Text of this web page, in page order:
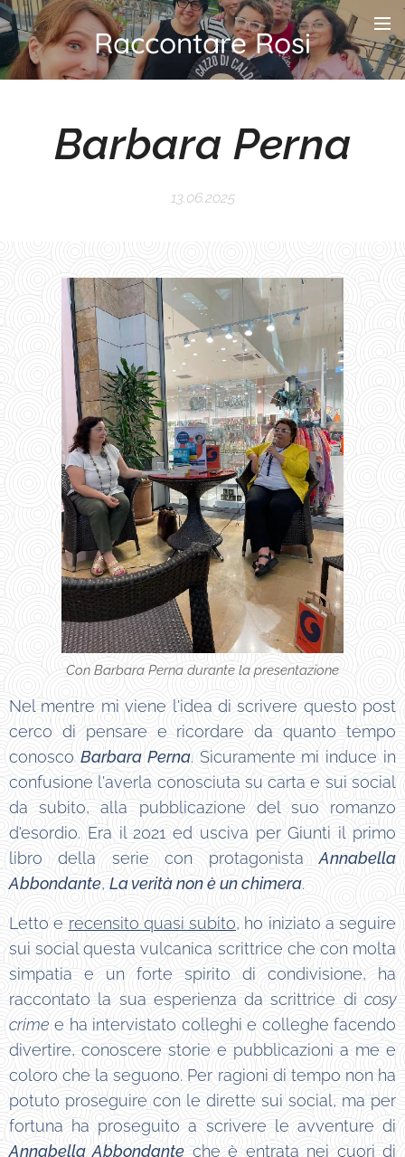
Raccontare Rosi
Barbara Perna
13.06.2025
Con Barbara Perna durante la presentazione
Nel mentre mi viene l'idea di scrivere questo post
cerco di pensare e ricordare da quanto tempo
conosco Barbara Perna. Sicuramente mi induce in
confusione l'averla conosciuta su carta e sui social
da subito, alla pubblicazione del suo romanzo
d'esordio. Era il 2021 ed usciva per Giunti il primo
libro della serie con protagonistaAnnabella
Abbondante, La verità non è un chimera.
Letto e recensito quasi subito, ho iniziato a seguire
sui social questa vulcanica scrittrice che con molta
simpatia e un forte spirito di condivisione, ha
raccontato la sua esperienza da scrittrice di cosy
crime e ha intervistato colleghi e colleghe facendo
divertire, conoscere storie e pubblicazioni a me e
coloro che la seguono. Per ragioni di tempo non ha
potuto proseguire con le dirette sui social, ma per
fortuna ha proseguito a scrivere le avventure di
Annabella Abbondante che è entrata nei cuori di